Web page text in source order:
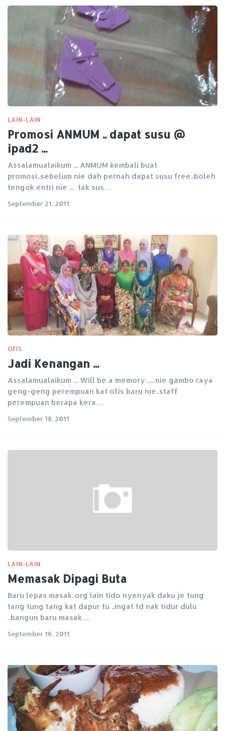
LAIN-LAIN
Promosi ANMUM .. dapat susu @
ipad2 ...
Assalamualaikum ... ANMUM kembali buat
promosi..sebelum nie dah pernah dapat susu free..boleh
tengok entri nie ... tak sus…
September 21, 2011
OFIS
Jadi Kenangan ...
Assalamualaikum ... Will be a memory .... nie gambo raya
geng-geng perempuan kat ofis baru nie..staff
perempuan berapa kera…
September 18, 2011
LAIN-LAIN
Memasak Dipagi Buta
Baru lepas masak..org lain tido nyenyak daku je tung
tang tung tang kat dapur tu ..ingat td nak tidur dulu
..bangun baru masak…
September 16, 2011